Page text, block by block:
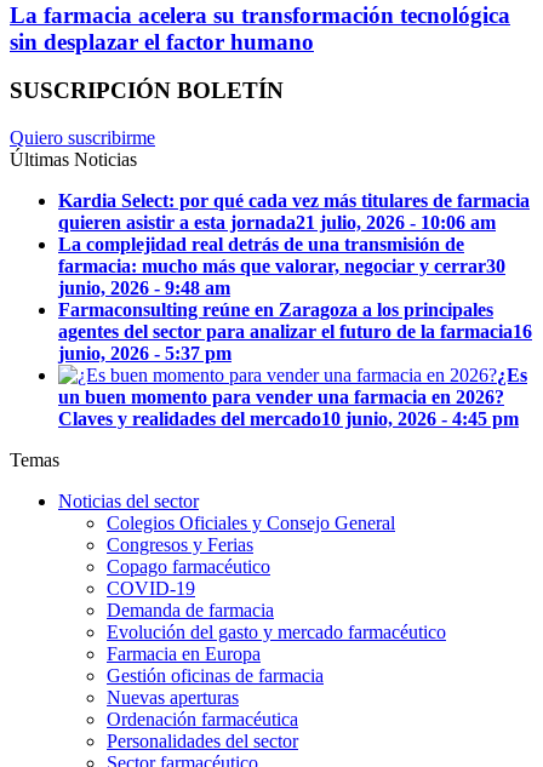
La farmacia acelera su transformación tecnológica
sin desplazar el factor humano
SUSCRIPCIÓN BOLETÍN
Quiero suscribirme
Últimas Noticias
Kardia Select: por qué cada vez más titulares de farmacia
quieren asistir a esta jornada21 julio, 2026 - 10:06 am
La complejidad real detrás de una transmisión de
farmacia: mucho más que valorar, negociar y cerrar30
junio, 2026 - 9:48 am
Farmaconsulting reúne en Zaragoza a los principales
agentes del sector para analizar el futuro de la farmacia16
junio, 2026 - 5:37 pm
¿Es
un buen momento para vender una farmacia en 2026?
Claves y realidades del mercado10 junio, 2026 - 4:45 pm
Temas
Noticias del sector
Colegios Oficiales y Consejo General
Congresos y Ferias
Copago farmacéutico
COVID-19
Demanda de farmacia
Evolución del gasto y mercado farmacéutico
Farmacia en Europa
Gestión oficinas de farmacia
Nuevas aperturas
Ordenación farmacéutica
Personalidades del sector
Sector farmacéutico